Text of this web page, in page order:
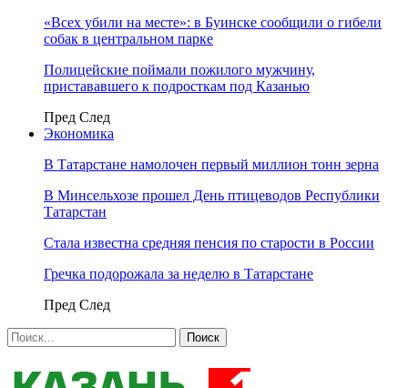
«Всех убили на месте»: в Буинске сообщили о гибели
собак в центральном парке
Полицейские поймали пожилого мужчину,
пристававшего к подросткам под Казанью
Пред След
Экономика
В Татарстане намолочен первый миллион тонн зерна
В Минсельхозе прошел День птицеводов Республики
Татарстан
Стала известна средняя пенсия по старости в России
Гречка подорожала за неделю в Татарстане
Пред След